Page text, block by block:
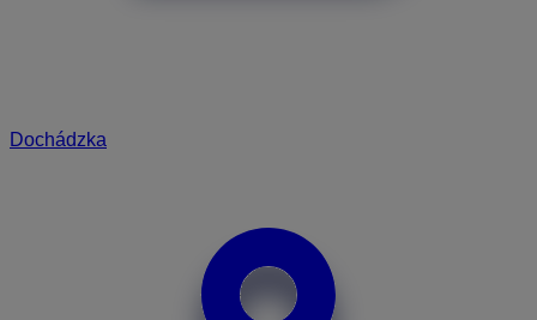
Dochádzka